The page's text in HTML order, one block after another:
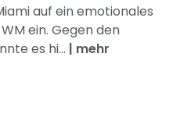
auf ein emotionales
ein. Gegen den
es hi... | mehr